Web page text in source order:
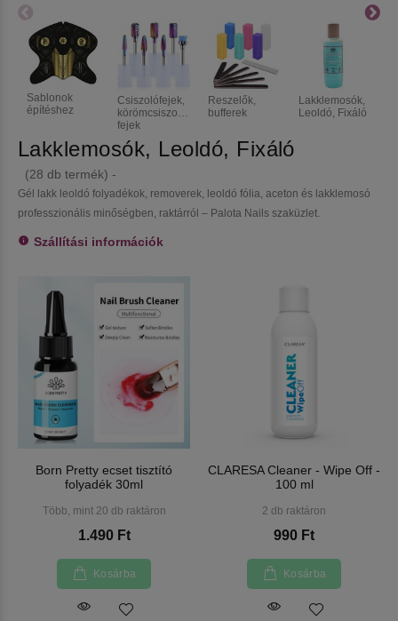
Sablonok
építéshez
Csiszolófejek,
körömcsiszoló
fejek
Reszelők,
bufferek
Lakklemosók,
Leoldó, Fixáló
Lakklemosók, Leoldó, Fixáló
(28 db termék) -
Gél lakk leoldó folyadékok, removerek, leoldó fólia, aceton és lakklemosó
professzionális minőségben, raktárról – Palota Nails szaküzlet.
Szállítási információk
Born Pretty ecset tisztító
folyadék 30ml
Több, mint 20 db raktáron
1.490 Ft
Kosárba
CLARESA Cleaner - Wipe Off -
100 ml
2 db raktáron
990 Ft
Kosárba